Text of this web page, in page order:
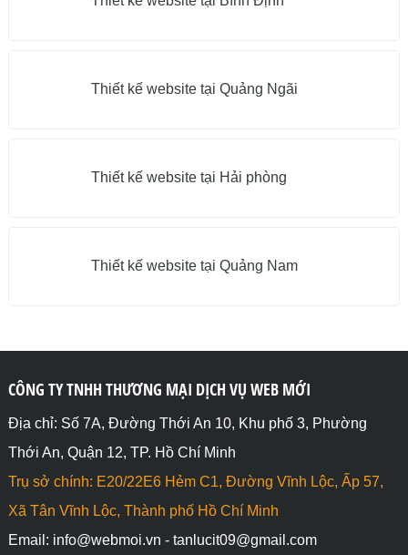
Thiết kế website tại Quảng Ngãi
Thiết kế website tại Hải phòng
Thiết kế website tại Quảng Nam
CÔNG TY TNHH THƯƠNG MẠI DỊCH VỤ WEB MỚI
Địa chỉ: Số 7A, Đường Thới An 10, Khu phố 3, Phường
Thới An, Quận 12, TP. Hồ Chí Minh
Trụ sở chính: E20/22E6 Hẻm C1, Đường Vĩnh Lộc, Ấp 57,
Xã Tân Vĩnh Lộc, Thành phố Hồ Chí Minh
Email: info@webmoi.vn - tanlucit09@gmail.com